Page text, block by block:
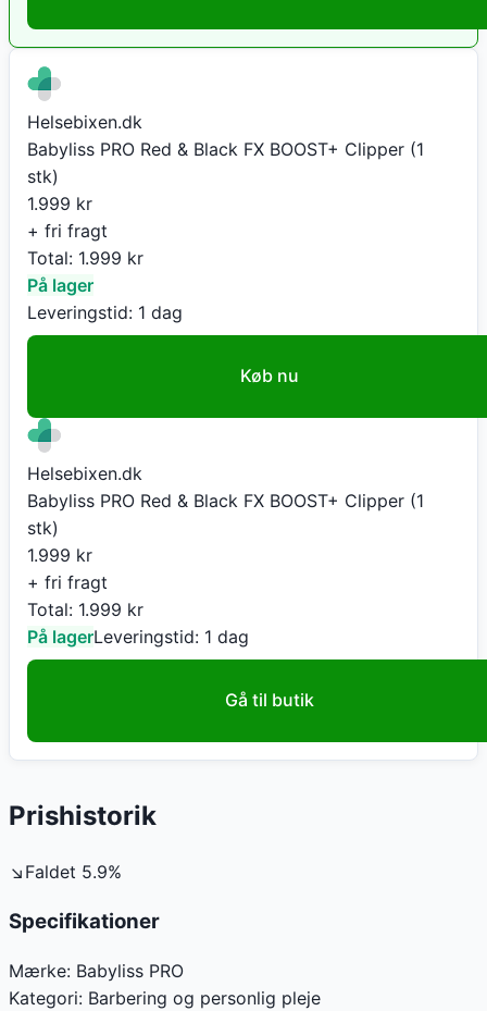
Helsebixen.dk
Babyliss PRO Red & Black FX BOOST+ Clipper (1
stk)
1.999 kr
+ fri fragt
Total: 1.999 kr
På lager
Leveringstid: 1 dag
Køb nu
Helsebixen.dk
Babyliss PRO Red & Black FX BOOST+ Clipper (1
stk)
1.999 kr
+ fri fragt
Total: 1.999 kr
På lagerLeveringstid: 1 dag
Gå til butik
Prishistorik
↘ Faldet 5.9%
Specifikationer
Mærke: Babyliss PRO
Kategori: Barbering og personlig pleje